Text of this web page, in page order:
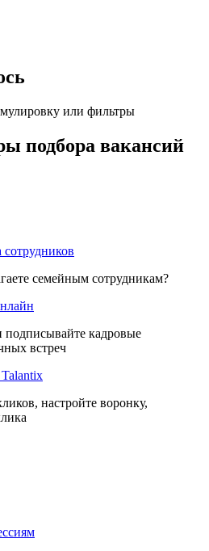
или фильтры
подбора вакансий
семейным сотрудникам?
подписывайте кадровые
встреч
Talantix
настройте воронку,